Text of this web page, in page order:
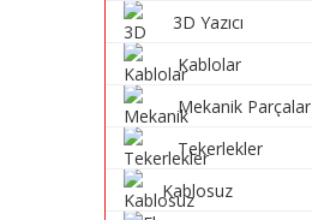
Malzemeleri
3D Yazıcı
Kablolar
Mekanik Parçalar
Tekerlekler
Kablosuz